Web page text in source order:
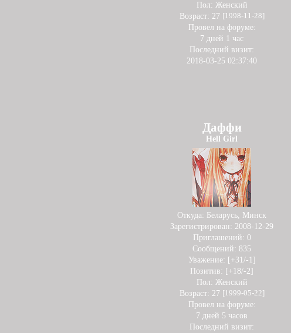
Пол: Женский
Возраст: 27 [1998-11-28]
Провел на форуме:
7 дней 1 час
Последний визит:
2018-03-25 02:37:40
Даффи
Hell Girl
Откуда: Беларусь, Минск
Зарегистрирован: 2008-12-29
Приглашений: 0
Сообщений: 835
Уважение: [+31/-1]
Позитив: [+18/-2]
Пол: Женский
Возраст: 27 [1999-05-22]
Провел на форуме:
7 дней 5 часов
Последний визит: